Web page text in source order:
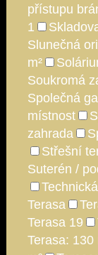
přístupu
1
Slunečná
m²
Soukromá
Společná
místnost
zahrada
Střešní
Suterén /
Terasa
Terasa 19
Terasa: 130